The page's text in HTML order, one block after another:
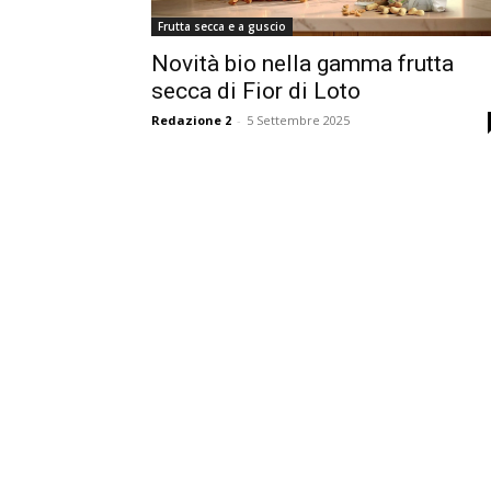
Frutta secca e a guscio
Novità bio nella gamma frutta
secca di Fior di Loto
Redazione 2 - 5 Settembre 2025